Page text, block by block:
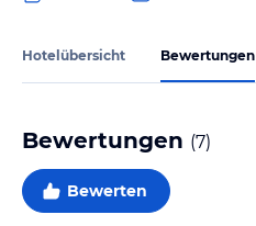
Hotelübersicht Bewertungen
Bewertungen (7)
Bewerten